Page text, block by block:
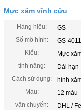
Mực xăm vĩnh cửu
Hàng hiệu:
GS
Số mô hình:
GS-4011
Kiểu:
Mực
tính năng:
Dài hạn
Cách sử dụng:
hình
Màu:
12 màu
vận chuyển:
DHL /